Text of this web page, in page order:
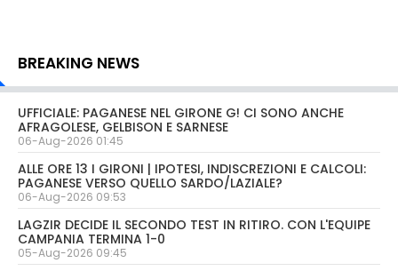
BREAKING NEWS
UFFICIALE: PAGANESE NEL GIRONE G! CI SONO ANCHE
AFRAGOLESE, GELBISON E SARNESE
06-Aug-2026 01:45
ALLE ORE 13 I GIRONI | IPOTESI, INDISCREZIONI E CALCOLI:
PAGANESE VERSO QUELLO SARDO/LAZIALE?
06-Aug-2026 09:53
LAGZIR DECIDE IL SECONDO TEST IN RITIRO. CON L'EQUIPE
CAMPANIA TERMINA 1-0
05-Aug-2026 09:45